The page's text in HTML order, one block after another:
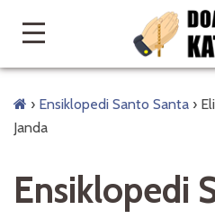
› Ensiklopedi Santo Santa ›
Janda
Ensiklopedi